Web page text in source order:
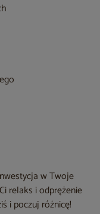
w Twoje
relaks i odprężenie
i poczuj różnicę!